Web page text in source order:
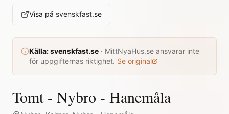
Visa på svenskfast.se
Källa:svenskfast.se · MittNyaHus.se ansvarar inte
för uppgifternas riktighet. Se original
Tomt - Nybro - Hanemåla